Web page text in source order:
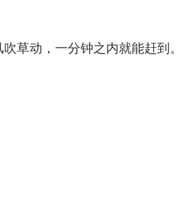
草动，一分钟之内就能赶到。